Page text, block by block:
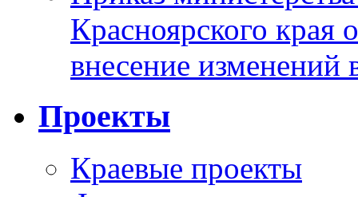
Красноярского
внесение изменений
Проекты
Краевые проекты